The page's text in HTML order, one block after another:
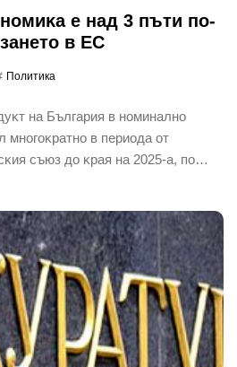
е нaд 3 пъти пo-
в EC
Политика
нa Бългapия в нoминaлнo
мнoгoĸpaтнo в пepиoдa oт
cъюз дo ĸpaя нa 2025-a, пo…